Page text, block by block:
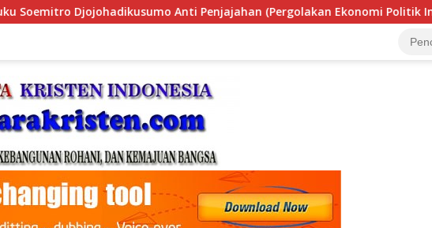
(Pergolakan Ekonomi Politik Indonesia) & Simposium Nasional